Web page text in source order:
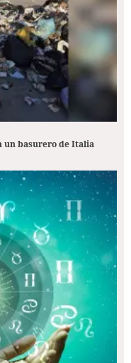
basurero de Italia